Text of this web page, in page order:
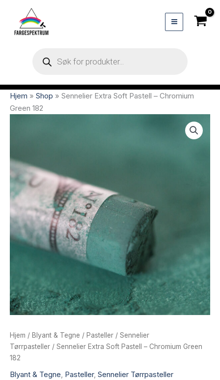
search
Hjem » Shop » Sennelier Extra Soft Pastell – Chromium
Green 182
Hjem / Blyant & Tegne / Pasteller / Sennelier
Tørrpasteller / Sennelier Extra Soft Pastell – Chromium Green
182
Blyant & Tegne, Pasteller, Sennelier Tørrpasteller